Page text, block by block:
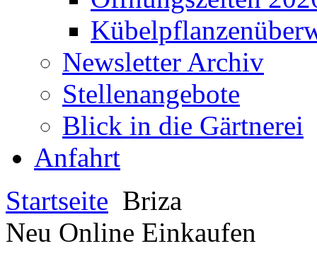
Newsletter Archiv
Stellenangebote
Blick in die Gärtnerei
Anfahrt
Startseite Briza
Neu Online Einkaufen